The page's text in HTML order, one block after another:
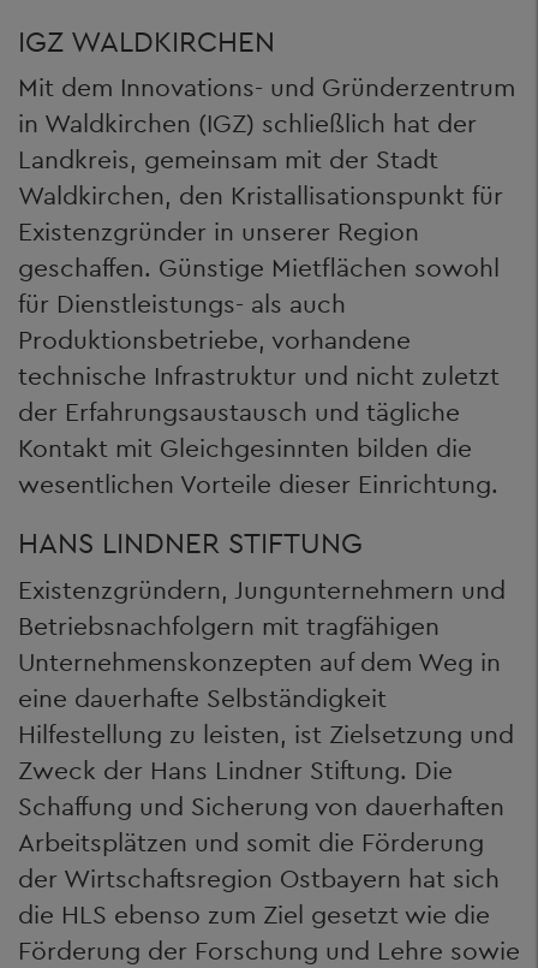
IGZ WALDKIRCHEN
Mit dem Innovations- und Gründerzentrum
in Waldkirchen (IGZ) schließlich hat der
Landkreis, gemeinsam mit der Stadt
Waldkirchen, den Kristallisationspunkt für
Existenzgründer in unserer Region
geschaffen. Günstige Mietflächen sowohl
für Dienstleistungs- als auch
Produktionsbetriebe, vorhandene
technische Infrastruktur und nicht zuletzt
der Erfahrungsaustausch und tägliche
Kontakt mit Gleichgesinnten bilden die
wesentlichen Vorteile dieser Einrichtung.
HANS LINDNER STIFTUNG
Existenzgründern, Jungunternehmern und
Betriebsnachfolgern mit tragfähigen
Unternehmenskonzepten auf dem Weg in
eine dauerhafte Selbständigkeit
Hilfestellung zu leisten, ist Zielsetzung und
Zweck der Hans Lindner Stiftung. Die
Schaffung und Sicherung von dauerhaften
Arbeitsplätzen und somit die Förderung
der Wirtschaftsregion Ostbayern hat sich
die HLS ebenso zum Ziel gesetzt wie die
Förderung der Forschung und Lehre sowie